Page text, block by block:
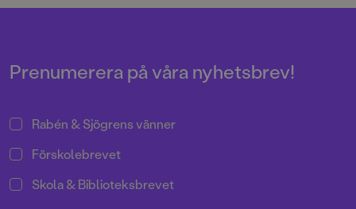
pratbubblor med versal text.
för skoldeckarna Max och
Prenumerera på våra nyhetsbrev!
Rabén & Sjögrens vänner
Förskolebrevet
Skola & Biblioteksbrevet